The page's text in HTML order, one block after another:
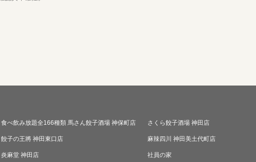
食べ飲み放題全166種類 馬さん餃子酒場 神保町店 さくら餃子酒場 神田店
餃子の王將 神田東口店 麻辣四川 神田美土代町店
炎麻堂 神田店 社員の家